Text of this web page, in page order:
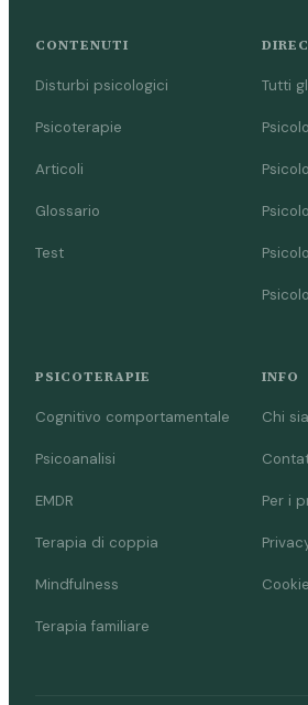
CONTENUTI
Disturbi psicologici
Psicoterapie
Articoli
Glossario
Test
Tutti
PSICOTERAPIE
Cognitivo comportamentale
Psicoanalisi
EMDR
Terapia di coppia
Mindfulness
Terapia familiare
INFO
Chi
Per i